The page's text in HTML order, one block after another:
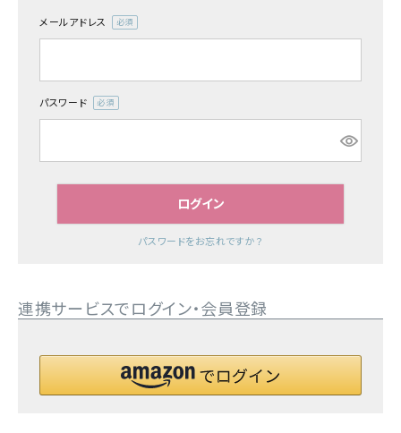
ご利用ガイド
メディアさま向け窓口
メールアドレス
パスワード
ログイン
パスワードをお忘れですか？
連携サービスでログイン・会員登録